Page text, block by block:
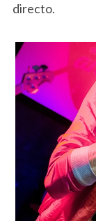
directo.